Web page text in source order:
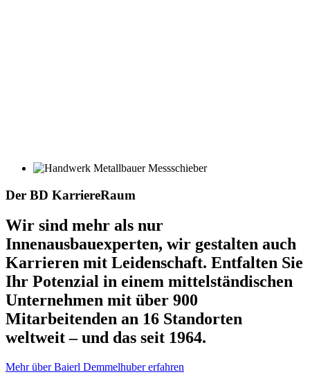
Der BD KarriereRaum
Wir sind mehr als nur
Innenausbauexperten, wir gestalten auch
Karrieren mit Leidenschaft. Entfalten Sie
Ihr Potenzial in einem mittelständischen
Unternehmen mit über 900
Mitarbeitenden an 16 Standorten
weltweit – und das seit 1964.
Mehr über Baierl Demmelhuber erfahren